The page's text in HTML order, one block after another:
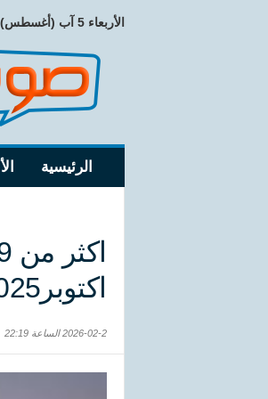
الأربعاء 5 آب (أغسطس) 2026
الرئيسية
اكتوبر2025
2026-02-2 الساعة 22:19